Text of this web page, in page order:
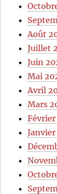
Août
Juillet
Juin
Mai
Avril
Mars
Février
Janvier